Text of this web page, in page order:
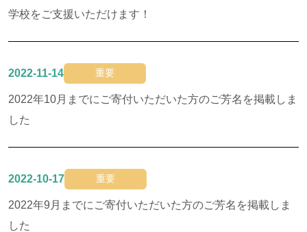
学校をご支援いただけます！
2022-11-14 重要
2022年10月までにご寄付いただいた方のご芳名を掲載しま
した
2022-10-17 重要
2022年9月までにご寄付いただいた方のご芳名を掲載しま
した